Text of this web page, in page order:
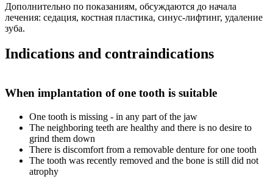
Дополнительно по показаниям, обсуждаются до начала
лечения: седация, костная пластика, синус-лифтинг, удаление
зуба.
Indications and contraindications
When implantation of one tooth is suitable
One tooth is missing - in any part of the jaw
The neighboring teeth are healthy and there is no desire to
grind them down
There is discomfort from a removable denture for one tooth
The tooth was recently removed and the bone is still did not
atrophy